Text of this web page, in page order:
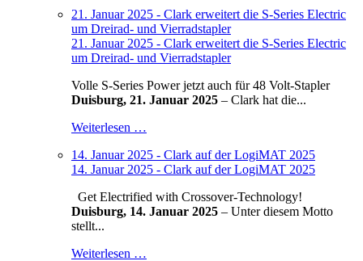
21. Januar 2025 - Clark erweitert die S-Series Electric
um Dreirad- und Vierradstapler
21. Januar 2025 - Clark erweitert die S-Series Electric
um Dreirad- und Vierradstapler
Volle S-Series Power jetzt auch für 48 Volt-Stapler
Duisburg, 21. Januar 2025 – Clark hat die...
Weiterlesen …
14. Januar 2025 - Clark auf der LogiMAT 2025
14. Januar 2025 - Clark auf der LogiMAT 2025
Get Electrified with Crossover-Technology!
Duisburg, 14. Januar 2025 – Unter diesem Motto
stellt...
Weiterlesen …